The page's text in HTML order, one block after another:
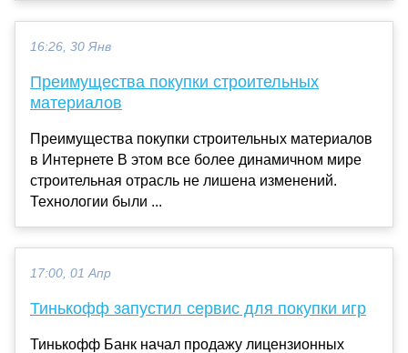
16:26, 30 Янв
Преимущества покупки строительных
материалов
Преимущества покупки строительных материалов
в Интернете В этом все более динамичном мире
строительная отрасль не лишена изменений.
Технологии были ...
17:00, 01 Апр
Тинькофф запустил сервис для покупки игр
Тинькофф Банк начал продажу лицензионных